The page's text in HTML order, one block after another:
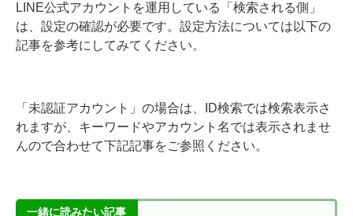
LINE公式アカウントを運用している「検索される側」
は、設定の確認が必要です。設定方法については以下の
記事を参考にしてみてください。
「未認証アカウント」の場合は、ID検索では検索表示さ
れますが、キーワードやアカウント名では表示されませ
んので合わせて下記記事をご参照ください。
一緒に読みたい記事